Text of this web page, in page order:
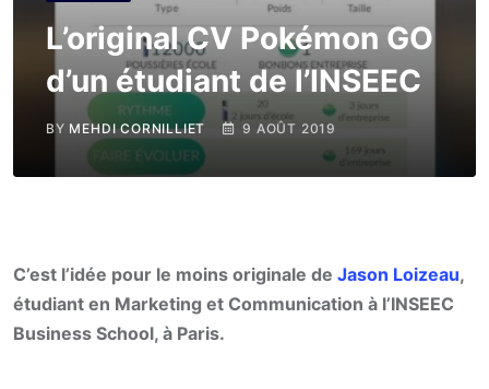
L’original CV Pokémon GO
d’un étudiant de l’INSEEC
BY MEHDI CORNILLIET 9 AOÛT 2019
C’est l’idée pour le moins originale de Jason Loizeau,
étudiant en Marketing et Communication à l’INSEEC
Business School, à Paris.